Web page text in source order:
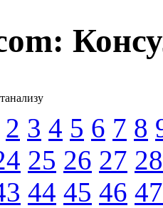
2 3 4 5 6 7 8
25 26 27 28
44 45 46 47